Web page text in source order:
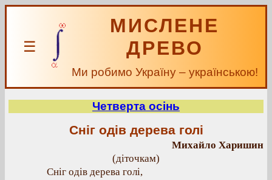
☰
МИСЛЕНЕ
ДРЕВО
Ми робимо Україну – українською!
Четверта осінь
Сніг одів дерева голі
Михайло Харишин
(діточкам)
Сніг одів дерева голі,